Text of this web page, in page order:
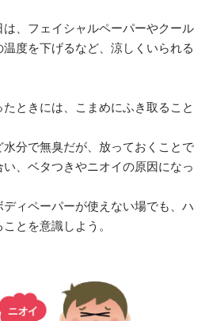
、フェイシャルペーパーやクール
度を下げるなど、涼しくいられる
ときには、こまめにふき取ること
分で無臭だが、放っておくことで
、ベタつきやニオイの原因になっ
ィペーパーが使えない場でも、ハ
とを意識しよう。